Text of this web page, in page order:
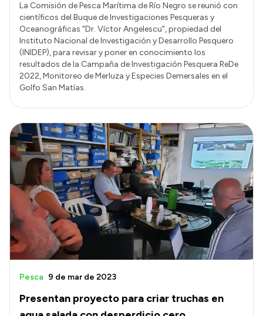
La Comisión de Pesca Marítima de Río Negro se reunió con
científicos del Buque de Investigaciones Pesqueras y
Oceanográficas "Dr. Víctor Angelescu", propiedad del
Instituto Nacional de Investigación y Desarrollo Pesquero
(INIDEP), para revisar y poner en conocimiento los
resultados de la Campaña de Investigación Pesquera ReDe
2022, Monitoreo de Merluza y Especies Demersales en el
Golfo San Matías.
Presentan proyecto para criar truchas en
Pesca 9 de mar de 2023